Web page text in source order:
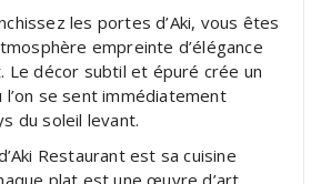
les portes d’Aki, vous êtes
empreinte d’élégance
Le décor subtil et épuré crée un
l’on se sent immédiatement
du soleil levant.
Restaurant est sa cuisine